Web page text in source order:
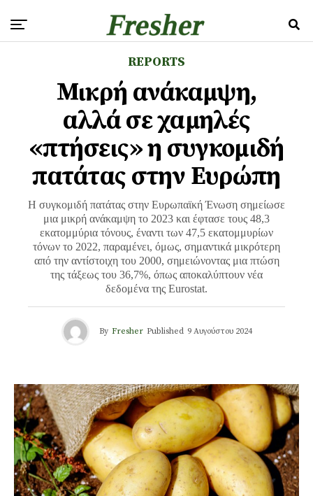
REPORTS
Μικρή ανάκαμψη,
αλλά σε χαμηλές
«πτήσεις» η συγκομιδή
πατάτας στην Ευρώπη
Η συγκομιδή πατάτας στην Ευρωπαϊκή Ένωση σημείωσε
μια μικρή ανάκαμψη το 2023 και έφτασε τους 48,3
εκατομμύρια τόνους, έναντι των 47,5 εκατομμυρίων
τόνων το 2022, παραμένει, όμως, σημαντικά μικρότερη
από την αντίστοιχη του 2000, σημειώνοντας μια πτώση
της τάξεως του 36,7%, όπως αποκαλύπτουν νέα
δεδομένα της Eurostat.
By Fresher Published 9 Αυγούστου 2024